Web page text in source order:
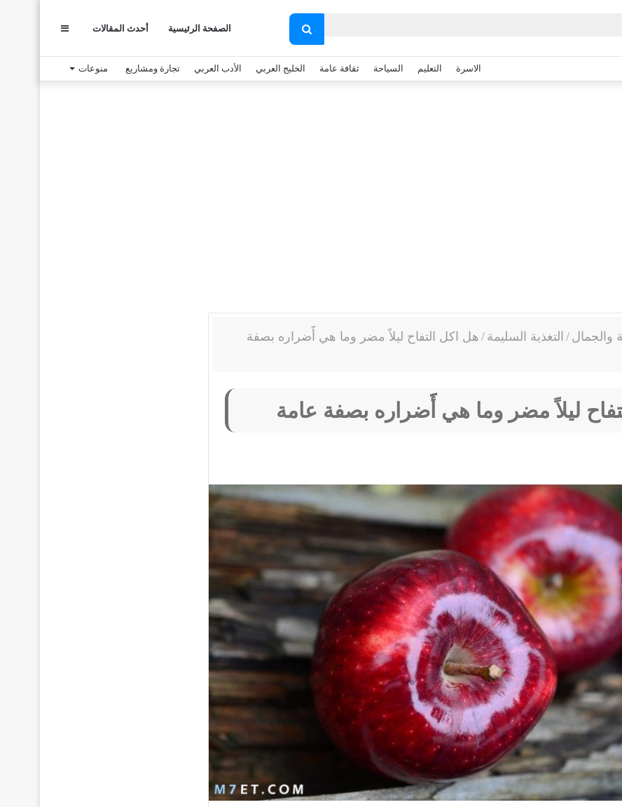
بحث
عن
الصفحة الرئيسية أحدث المقالات
الاسرة التعليم السياحة ثقافة عامة الخليج العربي الأدب العربي تجارة ومشاريع منوعات
والجمال / التغذية السليمة / هل اكل التفاح ليلاً مضر وما هي أَََََضراره بصفة
ليلاً مضر وما هي أَََََضراره بصفة عامة